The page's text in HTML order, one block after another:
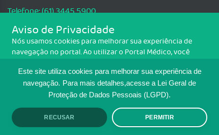
Este site utiliza cookies para melhorar sua experiência de
navegação. Para mais detalhes,acesse a Lei Geral de
Proteção de Dados Pessoais (LGPD).
RECUSAR PERMITIR
Telefone: (61) 3445 5900
Email: cfm@portalmedico.org.br
SGAS 616, Conjunto D, Lote 115, L2 Sul, Brasília/DF - CEP: 70200-760 -
CNPJ: 33.583.550/0001-30
MAPA DO SITE
TRANSPARÊNCIA E PRESTAÇÃO DE
CONTAS
Aviso de Privacidade
Nós usamos cookies para melhorar sua experiência de
navegação no portal. Ao utilizar o Portal Médico, você
Para ter mais informações sobre como isso é feito, acesse
Política de cookies. Se você concorda, clique em ACEITO.
ACEITO